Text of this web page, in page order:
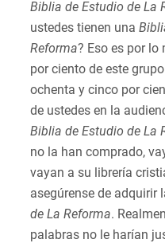
Biblia de Estudio de La
ustedes tienen una
Reforma? Eso es por lo
por ciento de este
ochenta y cinco por
de ustedes en la
Biblia de Estudio de La
no la han comprado,
vayan a su librería
asegúrense de adquirir
de La Reforma.
palabras no le harían